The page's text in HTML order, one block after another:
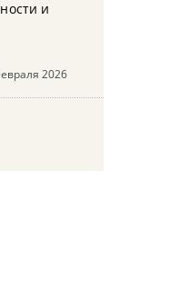
и
2026